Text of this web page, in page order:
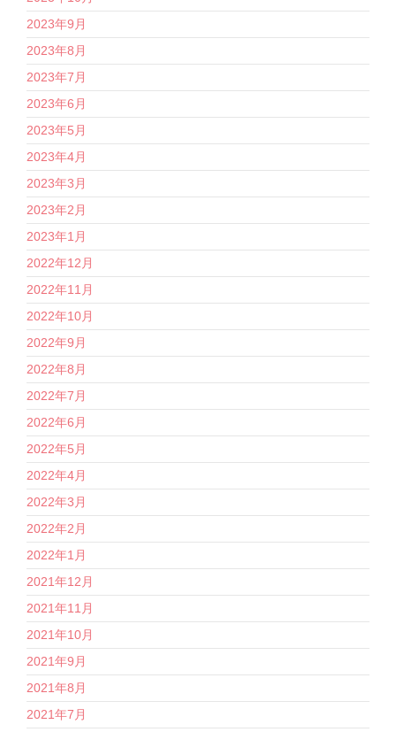
2023年9月
2023年8月
2023年7月
2023年6月
2023年5月
2023年4月
2023年3月
2023年2月
2023年1月
2022年12月
2022年11月
2022年10月
2022年9月
2022年8月
2022年7月
2022年6月
2022年5月
2022年4月
2022年3月
2022年2月
2022年1月
2021年12月
2021年11月
2021年10月
2021年9月
2021年8月
2021年7月